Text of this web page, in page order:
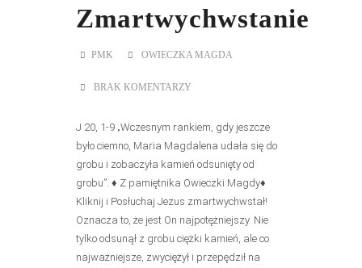
Zmartwychwstanie
PMK OWIECZKA MAGDA
BRAK KOMENTARZY
J 20, 1-9 „Wczesnym rankiem, gdy jeszcze
było ciemno, Maria Magdalena udała się do
grobu i zobaczyła kamień odsunięty od
grobu”. ♦ Z pamiętnika Owieczki Magdy♦
Kliknij i Posłuchaj Jezus zmartwychwstał!
Oznacza to, że jest On najpotężniejszy. Nie
tylko odsunął z grobu ciężki kamień, ale co
najważniejsze, zwyciężył i przepędził na